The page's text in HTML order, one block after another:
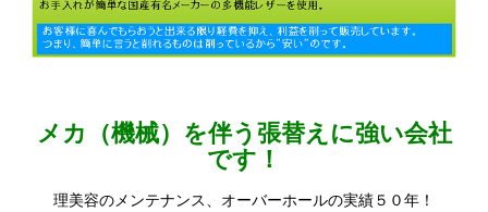
メカ（機械）を伴う張替えに強い会社
です！
理美容のメンテナンス、オーバーホールの実績５０年！